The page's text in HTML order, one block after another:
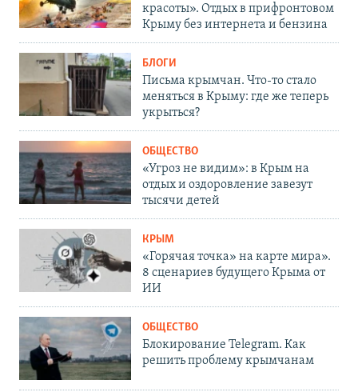
красоты». Отдых в прифронтовом
Крыму без интернета и бензина
БЛОГИ
Письма крымчан. Что-то стало
меняться в Крыму: где же теперь
укрыться?
ОБЩЕСТВО
«Угроз не видим»: в Крым на
отдых и оздоровление завезут
тысячи детей
КРЫМ
«Горячая точка» на карте мира».
8 сценариев будущего Крыма от
ИИ
ОБЩЕСТВО
Блокирование Telegram. Как
решить проблему крымчанам